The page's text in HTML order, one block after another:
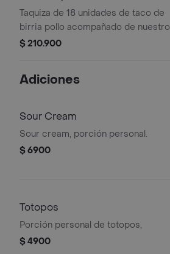
Taquiza de 18 unidades de taco de
birria pollo acompañado de nuestro
tradicional consomé de birria.
$ 210.900
Adiciones
Sour Cream
Sour cream, porción personal.
$ 6900
Totopos
Porción personal de totopos,
$ 4900